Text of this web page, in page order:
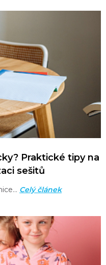
Praktické tipy na
sešitů
Celý článek